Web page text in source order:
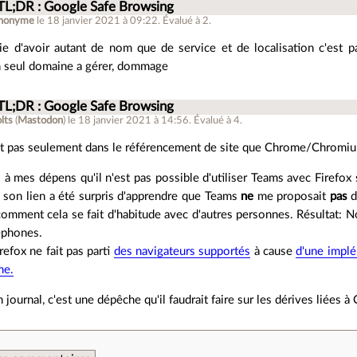
: Google Safe Browsing
le 18 janvier 2021 à 09:22. Évalué à 2.
d'avoir autant de nom que de service et de localisation c'est
domaine a gérer, dommage
: Google Safe Browsing
( Mastodon) le 18 janvier 2021 à 14:56. Évalué à4.
pas seulement dans le référencement de site que Chrome/
à mes dépens qu'il n'est pas possible d'utiliser Teams avec
son lien a été surpris d'apprendre que Teams ne me proposait pas
cela se fait d'habitude avec d'autres personnes. Résultat:
ne fait pas parti des navigateurs supportés à caused'une
journal, c'est une dépêche qu'il faudrait faire sur les dérives liées à